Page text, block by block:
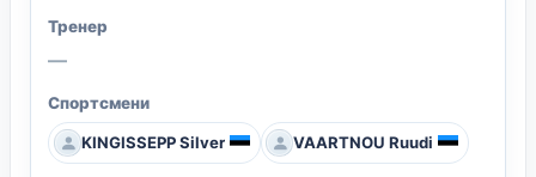
Тренер
—
Спортсмени
KINGISSEPP Silver VAARTNOU Ruudi